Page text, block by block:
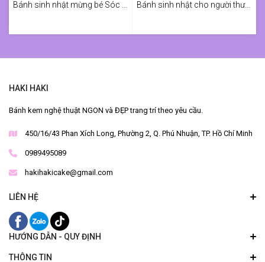
Bánh sinh nhật cho người thương
HAKI HAKI
Bánh kem nghệ thuật NGON và ĐẸP trang trí theo yêu cầu.
450/16/43 Phan Xích Long, Phường 2, Q. Phú Nhuận, TP. Hồ Chí Minh
0989495089
hakihakicake@gmail.com
LIÊN HỆ
HƯỚNG DẪN - QUY ĐỊNH
THÔNG TIN